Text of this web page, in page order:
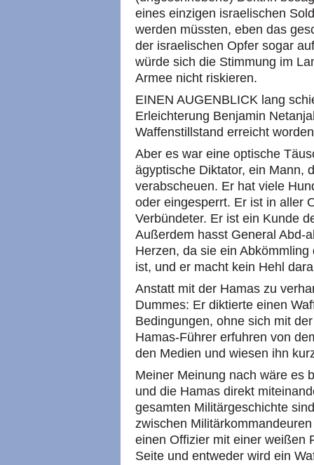
eines einzigen israelischen
werden müssten, eben das
der israelischen Opfer sogar
würde sich die Stimmung im
Armee nicht riskieren.
EINEN AUGENBLICK lang
Erleichterung Benjamin
Waffenstillstand erreicht
Aber es war eine optische
ägyptische Diktator, ein Mann,
verabscheuen. Er hat viele
oder eingesperrt. Er ist in aller
Verbündeter. Er ist ein Kunde
Außerdem hasst General Abd-
Herzen, da sie ein
ist, und er macht kein Hehl
Anstatt mit der Hamas zu
Dummes: Er diktierte einen
Bedingungen, ohne sich mit
Hamas-Führer erfuhren von
den Medien und wiesen ihn
Meiner Meinung nach wäre es
und die Hamas direkt
gesamten Militärgeschichte
zwischen
einen Offizier mit einer weißen
Seite und entweder wird ein